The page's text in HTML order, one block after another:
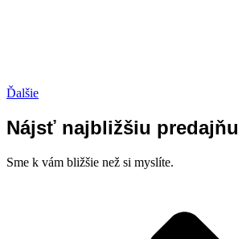
Ďalšie
Nájsť najbližšiu predajňu
Sme k vám bližšie než si myslíte.